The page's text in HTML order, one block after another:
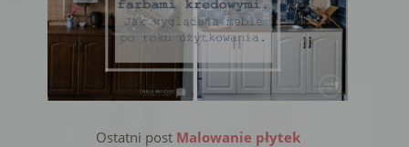
Ostatni post Malowanie płytek